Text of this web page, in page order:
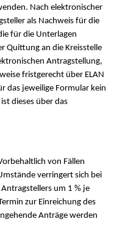
Nach elektronischer
als Nachweis für die
für die Unterlagen
Quittung an die Kreisstelle
Antragstellung,
fristgerecht über ELAN
das jeweilige Formular kein
dieses über das
von Fällen
verringert sich bei
um 1 % je
zur Einreichung des
Anträge werden